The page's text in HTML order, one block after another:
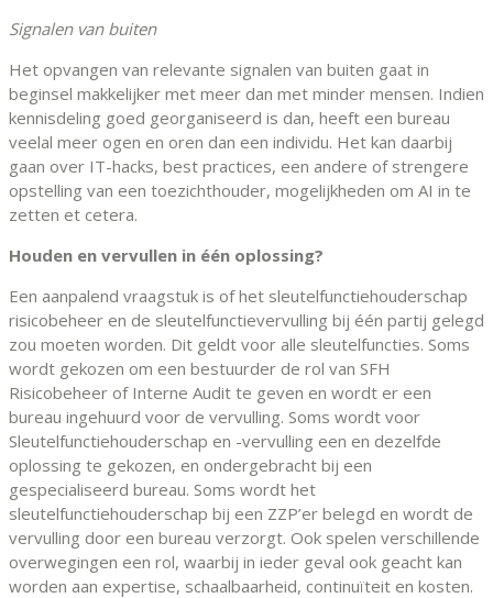
Signalen van buiten
Het opvangen van relevante signalen van buiten gaat in
beginsel makkelijker met meer dan met minder mensen. Indien
kennisdeling goed georganiseerd is dan, heeft een bureau
veelal meer ogen en oren dan een individu. Het kan daarbij
gaan over IT-hacks, best practices, een andere of strengere
opstelling van een toezichthouder, mogelijkheden om AI in te
zetten et cetera.
Houden en vervullen in één oplossing?
Een aanpalend vraagstuk is of het sleutelfunctiehouderschap
risicobeheer en de sleutelfunctievervulling bij één partij gelegd
zou moeten worden. Dit geldt voor alle sleutelfuncties. Soms
wordt gekozen om een bestuurder de rol van SFH
Risicobeheer of Interne Audit te geven en wordt er een
bureau ingehuurd voor de vervulling. Soms wordt voor
Sleutelfunctiehouderschap en -vervulling een en dezelfde
oplossing te gekozen, en ondergebracht bij een
gespecialiseerd bureau. Soms wordt het
sleutelfunctiehouderschap bij een ZZP’er belegd en wordt de
vervulling door een bureau verzorgt. Ook spelen verschillende
overwegingen een rol, waarbij in ieder geval ook geacht kan
worden aan expertise, schaalbaarheid, continuïteit en kosten.